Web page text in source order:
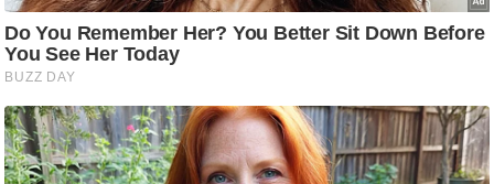
/
फै
श
न
घ
रे